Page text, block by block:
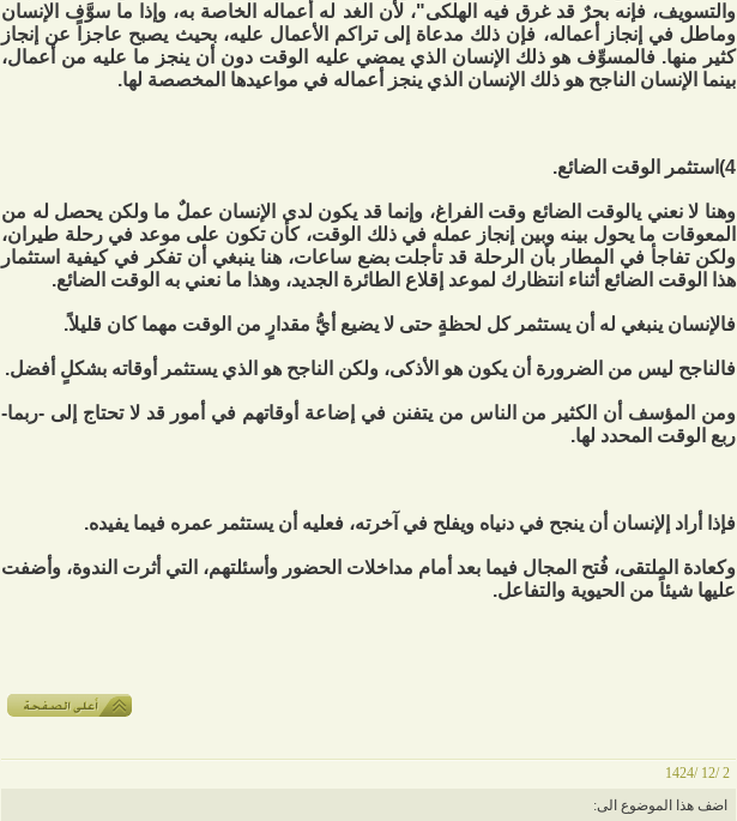
والتسويف، فإنه بحرٌ قد غرق فيه الهلكى"، لأن الغد له أعماله الخاصة به، وإذا ما سوَّف الإنسان
وماطل في إنجاز أعماله، فإن ذلك مدعاة إلى تراكم الأعمال عليه، بحيث يصبح عاجزاً عن إنجاز
كثير منها. فالمسوِّف هو ذلك الإنسان الذي يمضي عليه الوقت دون أن ينجز ما عليه من أعمال،
بينما الإنسان الناجح هو ذلك الإنسان الذي ينجز أعماله في مواعيدها المخصصة لها.
4)استثمر الوقت الضائع.
وهنا لا نعني يالوقت الضائع وقت الفراغ، وإنما قد يكون لدى الإنسان عملٌ ما ولكن يحصل له من
المعوقات ما يحول بينه وبين إنجاز عمله في ذلك الوقت، كأن تكون على موعد في رحلة طيران،
ولكن تفاجأ في المطار بأن الرحلة قد تأجلت بضع ساعات، هنا ينبغي أن تفكر في كيفية استثمار
هذا الوقت الضائع أثناء انتظارك لموعد إقلاع الطائرة الجديد، وهذا ما نعني به الوقت الضائع.
فالإنسان ينبغي له أن يستثمر كل لحظةٍ حتى لا يضيع أيُّ مقدارٍ من الوقت مهما كان قليلاً.
فالناجح ليس من الضرورة أن يكون هو الأذكى، ولكن الناجح هو الذي يستثمر أوقاته بشكلٍ أفضل.
ومن المؤسف أن الكثير من الناس من يتفنن في إضاعة أوقاتهم في أمور قد لا تحتاج إلى -ربما-
ربع الوقت المحدد لها.
فإذا أراد إلإنسان أن ينجح في دنياه ويفلح في آخرته، فعليه أن يستثمر عمره فيما يفيده.
وكعادة الملتقى، فُتح المجال فيما بعد أمام مداخلات الحضور وأسئلتهم، التي أثرت الندوة، وأضفت
عليها شيئاً من الحيوية والتفاعل.
2 /12 /1424
اضف هذا الموضوع الى: